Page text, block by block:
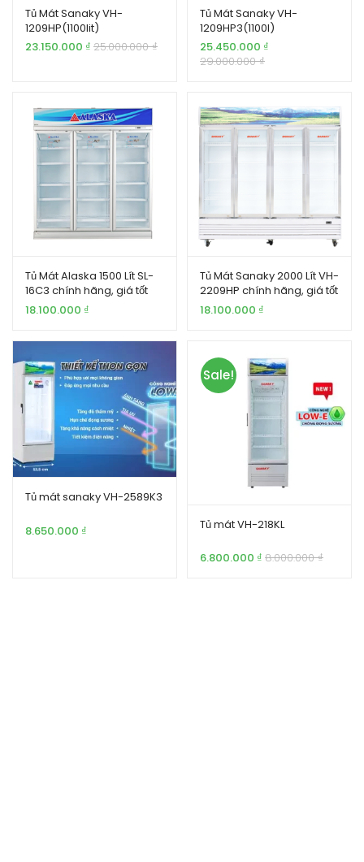
Tủ Mát Sanaky VH-
1209HP(1100lit)
23.150.000 ₫ 25.000.000₫
Tủ Mát Sanaky VH-
1209HP3(1100l)
25.450.000 ₫
29.000.000₫
Tủ Mát Alaska 1500 Lít SL-
16C3 chính hãng, giá tốt
18.100.000 ₫
Tủ Mát Sanaky 2000 Lít VH-
2209HP chính hãng, giá tốt
18.100.000 ₫
Tủ mát sanaky VH-2589K3
8.650.000 ₫
Sale!
Tủ mát VH-218KL
6.800.000 ₫ 8.000.000₫